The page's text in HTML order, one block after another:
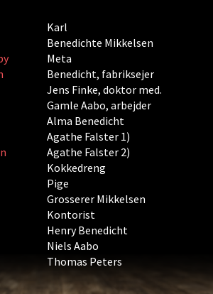
Karl
Benedichte Mikkelsen
Meta
Benedicht, fabriksejer
Jens Finke, doktor med.
Gamle Aabo, arbejder
Alma Benedicht
Agathe Falster 1)
Agathe Falster 2)
Kokkedreng
Pige
Grosserer Mikkelsen
Kontorist
Henry Benedicht
Niels Aabo
Thomas Peters